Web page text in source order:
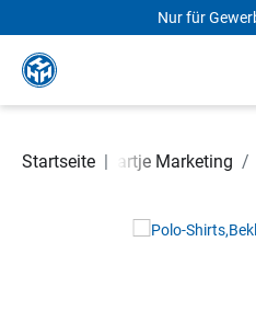
Zum Hauptinhalt springen
Nur für
Startseite |Hartje Marketing /
Bildergalerie überspringen